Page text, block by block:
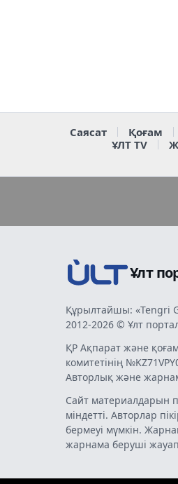
Саясат Қоғам
ҰЛТ TV
Ұлт
Құрылтайшы: «Tengri
2012-2026 © Ұлт
ҚР Ақпарат және
комитетінің
Авторлық және
Сайт материалдарын
міндетті. Авторлар
бермеуі мүмкін.
жарнама беруші